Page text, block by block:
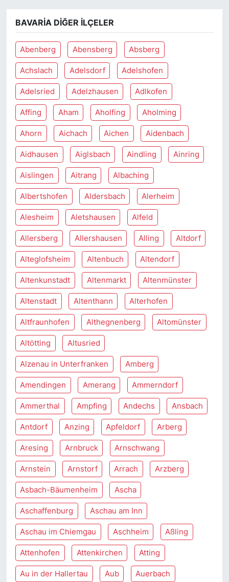
BAVARIA DIĞER İLÇELER
Abenberg Abensberg Absberg
Achslach Adelsdorf Adelshofen
Adelsried Adelzhausen Adlkofen
Affing Aham Aholfing Aholming
Ahorn Aichach Aichen Aidenbach
Aidhausen Aiglsbach Aindling Ainring
Aislingen Aitrang Albaching
Albertshofen Aldersbach Alerheim
Alesheim Aletshausen Alfeld
Allersberg Allershausen Alling Altdorf
Alteglofsheim Altenbuch Altendorf
Altenkunstadt Altenmarkt Altenmünster
Altenstadt Altenthann Alterhofen
Altfraunhofen Althegnenberg Altomünster
Altötting Altusried
Alzenau in Unterfranken Amberg
Amendingen Amerang Ammerndorf
Ammerthal Ampfing Andechs Ansbach
Antdorf Anzing Apfeldorf Arberg
Aresing Arnbruck Arnschwang
Arnstein Arnstorf Arrach Arzberg
Asbach-Bäumenheim Ascha
Aschaffenburg Aschau am Inn
Aschau im Chiemgau Aschheim Aßling
Attenhofen Attenkirchen Atting
Au in der Hallertau Aub Auerbach